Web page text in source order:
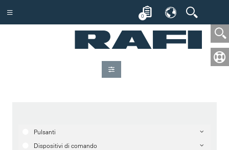
0
Pulsanti
Dispositivi di comando